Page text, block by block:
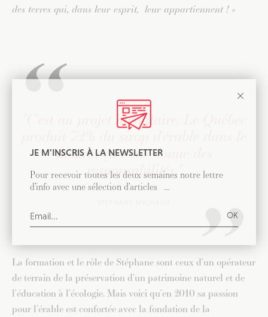
des terres qui, dans leur esprit, leur appartiennent ! »
"C'est un projet identitaire. Le Québec
produit 72% du sirop d'érable dans le
monde, ça vous donne des
responsabilités."
La formation et le rôle de Stéphane sont ceux d’un opérateur
de terrain de la préservation d’un patrimoine naturel et de
l’éducation à l’écologie. Mais voici qu’en 2010 sa passion
pour l’érable est confortée avec la fondation de la
JE M'INSCRIS À LA NEWSLETTER
Pour recevoir toutes les deux semaines notre lettre
d’info avec une sélection d’articles …